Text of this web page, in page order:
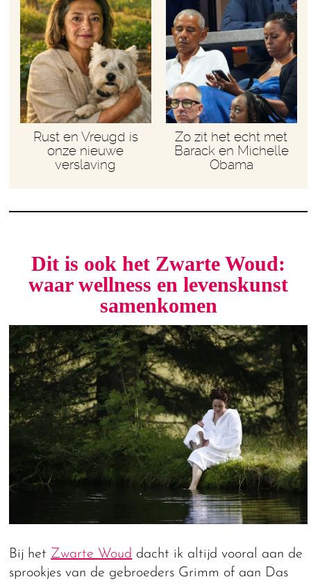
Rust en Vreugd is
onze nieuwe
verslaving
Zo zit het echt met
Barack en Michelle
Obama
Dit is ook het Zwarte Woud:
waar wellness en levenskunst
samenkomen
Bij het Zwarte Woud dacht ik altijd vooral aan de
sprookjes van de gebroeders Grimm of aan Das